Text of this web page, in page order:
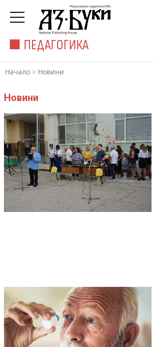
ПЕДАГОГИКА
Начало > Новини
Новини